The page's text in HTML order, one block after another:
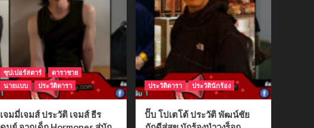
ซุปเปอร์สตาร์
ดาราชาย
นายแบบ
ประวัติดารา
เจมมี่เจมส์ ประวัติ เจมส์ ธีร
ประวัติดารา ประวัตินักร้อง
ปั๊บ โปเตโต้ ประวัติ พัฒน์ชัย